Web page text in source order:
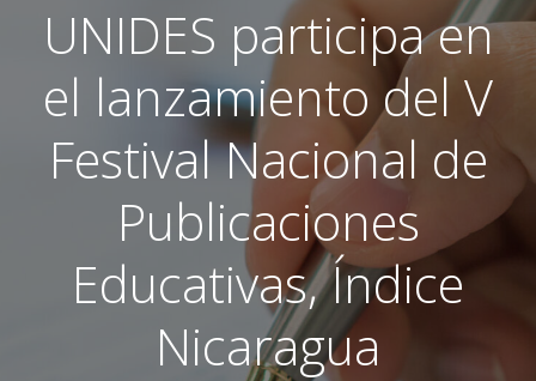
UNIDES participa en
el lanzamiento del V
Festival Nacional de
Publicaciones
Educativas, Índice
Nicaragua